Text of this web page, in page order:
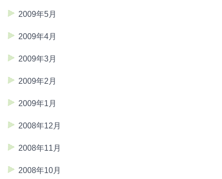
2009年5月
2009年4月
2009年3月
2009年2月
2009年1月
2008年12月
2008年11月
2008年10月